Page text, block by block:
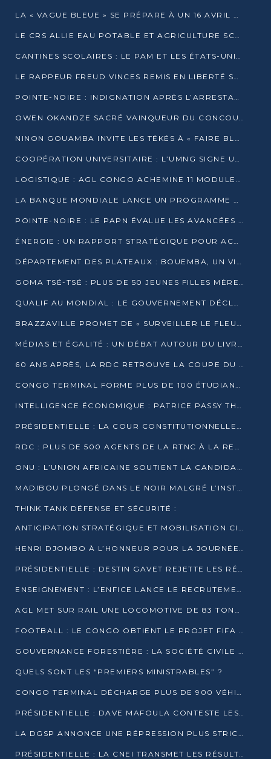
LA « VAGUE BLEUE » SE PRÉPARE À UN 16 AVRIL HISTORIQUE
LE CRS ALLIE EAU POTABLE ET AGRICULTURE SCOLAIRE AU CŒUR DE LA TRANSFORMATION DES ÉCOLES RURALES
CANTINES SCOLAIRES : LE PAM ET LES ÉTATS-UNIS AU CONTACT DES ÉCOLIERS DE KINKALA
LE RAPPEUR FREUD VINCES REMIS EN LIBERTÉ SOUS PRESSION MÉDIATIQUE
POINTE-NOIRE : INDIGNATION APRÈS L’ARRESTATION DU RAPPEUR FREUD VINCES
OWEN OKANDZE SACRÉ VAINQUEUR DU CONCOURS SLAM POUR LA VIE
NINON GOUAMBA INVITE LES TÉKÉS À « FAIRE BLOC » POUR PESER DANS LE DÉBAT NATIONAL
COOPÉRATION UNIVERSITAIRE : L’UMNG SIGNE UN ACCORD STRATÉGIQUE AVEC L’UNIVERSITÉ HAINAN EN CHINE
LOGISTIQUE : AGL CONGO ACHEMINE 11 MODULES GÉANTS JUSQU’À BRAZZAVILLE
LA BANQUE MONDIALE LANCE UN PROGRAMME DE 394 MILLIONS DE DOLLARS POUR LE BASSIN DU CONGO
POINTE-NOIRE : LE PAPN ÉVALUE LES AVANCÉES DU MÔLE EST
ÉNERGIE : UN RAPPORT STRATÉGIQUE POUR ACCÉLÉRER LA TRANSITION AU CONGO
DÉPARTEMENT DES PLATEAUX : BOUEMBA, UN VIVIER ÉCONOMIQUE PRÊT À EXPLOSER
GOMA TSÉ-TSÉ : PLUS DE 50 JEUNES FILLES MÈRES SENSIBILISÉES À LA SANTÉ SEXUELLE
QUALIF AU MONDIAL : LE GOUVERNEMENT DÉCLARE LA JOURNÉE DU 1ER AVRIL 2026 CHÔMÉE ET PAYÉE
BRAZZAVILLE PROMET DE « SURVEILLER LE FLEUVE » APRÈS LA QUALIFICATION DE LA RDC AU MONDIAL
MÉDIAS ET ÉGALITÉ : UN DÉBAT AUTOUR DU LIVRE « CES FEMMES QUI REPRENNENT LE POUVOIR SUR LEUR VIE »
60 ANS APRÈS, LA RDC RETROUVE LA COUPE DU MONDE
CONGO TERMINAL FORME PLUS DE 100 ÉTUDIANTS AUX TECHNIQUES D’EMBAUCHE
INTELLIGENCE ÉCONOMIQUE : PATRICE PASSY THÉORISE UNE STRATÉGIE ADAPTÉE AUX CONTEXTES FRAGMENTÉS
PRÉSIDENTIELLE : LA COUR CONSTITUTIONNELLE CONFIRME LA VICTOIRE DE SASSOU NGUESSO AVEC 94,90 % DES SUFFRAGES
RDC : PLUS DE 500 AGENTS DE LA RTNC À LA RETRAITE, UNE PAGE SE TOURNE
ONU : L’UNION AFRICAINE SOUTIENT LA CANDIDATURE DE MACKY SALL
MADIBOU PLONGÉ DANS LE NOIR MALGRÉ L’INSTALLATION D’UN NOUVEAU TRANSFORMATEUR
THINK TANK DÉFENSE ET SÉCURITÉ :
ANTICIPATION STRATÉGIQUE ET MOBILISATION CITOYENNE POUR NOTRE SOUVERAINETÉ NATIONALE
HENRI DJOMBO À L’HONNEUR POUR LA JOURNÉE MONDIALE DU THÉÂTRE
PRÉSIDENTIELLE : DESTIN GAVET REJETTE LES RÉSULTATS ET APPELLE À UN DIALOGUE NATIONAL
ENSEIGNEMENT : L’ENFICE LANCE LE RECRUTEMENT DE SA PREMIÈRE PROMOTION DE PROFESSEURS DES ÉCOLES
AGL MET SUR RAIL UNE LOCOMOTIVE DE 83 TONNES À POINTE-NOIRE
FOOTBALL : LE CONGO OBTIENT LE PROJET FIFA ARENA POUR SES 15 DÉPARTEMENTS
GOUVERNANCE FORESTIÈRE : LA SOCIÉTÉ CIVILE CONGOLAISE AFFICHE SES PRIORITÉS POUR 2026
QUELS SONT LES “PREMIERS MINISTRABLES” ?
CONGO TERMINAL DÉCHARGE PLUS DE 900 VÉHICULES EN QUELQUES HEURES
PRÉSIDENTIELLE : DAVE MAFOULA CONTESTE LES RÉSULTATS PROVISOIRES
LA DGSP ANNONCE UNE RÉPRESSION PLUS STRICTE CONTRE LES MOTO-TAXIS
PRÉSIDENTIELLE : LA CNEI TRANSMET LES RÉSULTATS PROVISOIRES À LA COUR CONSTITUTIONNELLE